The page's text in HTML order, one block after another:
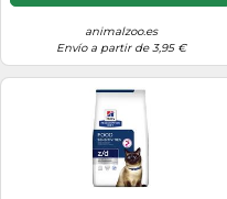
animalzoo.es
Envío a partir de 3,95 €